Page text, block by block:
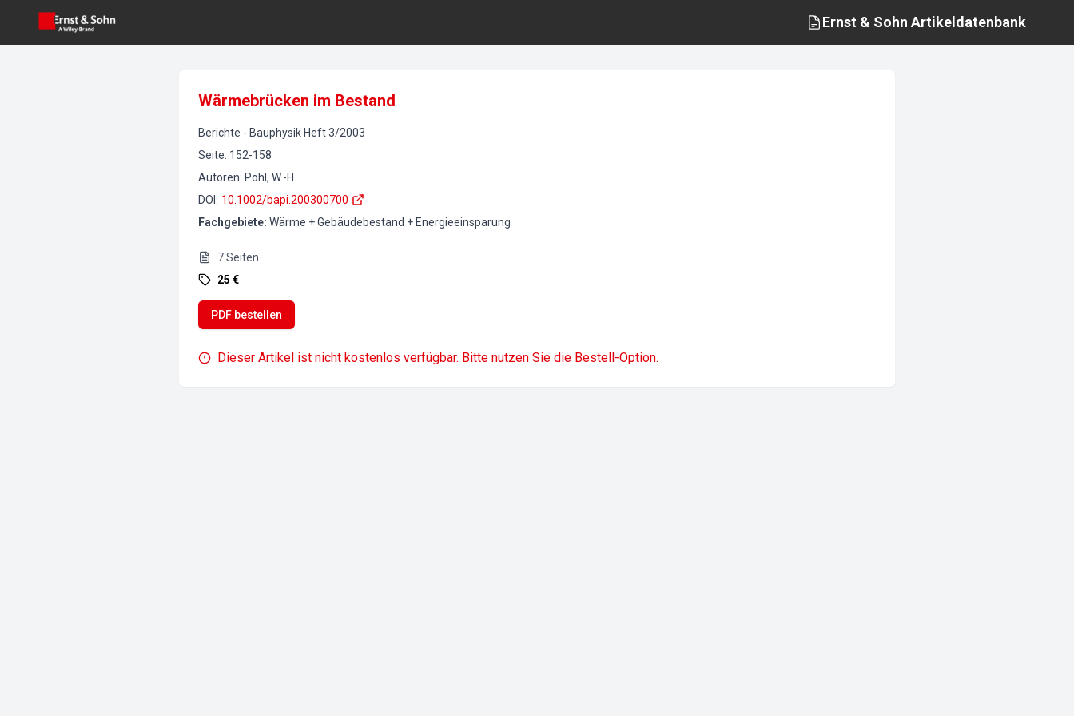
Ernst & Sohn Artikeldatenbank
Wärmebrücken im Bestand
Berichte - Bauphysik Heft3/2003
Seite: 152-158
Autoren: Pohl, W.-H.
DOI : 10.1002/bapi.200300700
Fachgebiete: Wärme + Gebäudebestand + Energieeinsparung
7Seiten
25 €
PDF bestellen
Dieser Artikel ist nicht kostenlos verfügbar. Bitte nutzen Sie die Bestell-Option.